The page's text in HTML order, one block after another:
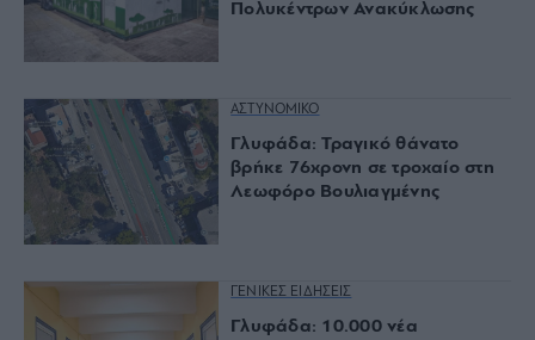
Πολυκέντρων Ανακύκλωσης
ΑΣΤΥΝΟΜΙΚΟ
Γλυφάδα: Τραγικό θάνατο
βρήκε 76χρονη σε τροχαίο στη
Λεωφόρο Βουλιαγμένης
ΓΕΝΙΚΕΣ ΕΙΔΗΣΕΙΣ
Γλυφάδα: 10.000 νέα